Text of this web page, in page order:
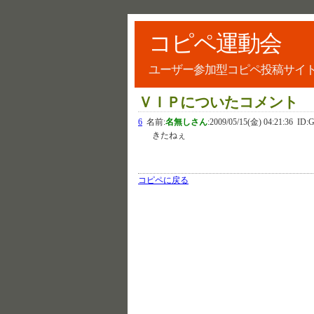
コピペ運動会
ユーザー参加型コピペ投稿サイト
ＶＩＰについたコメント
6 名前:名無しさん:2009/05/15(金) 04:21:36
きたねぇ
コピペに戻る